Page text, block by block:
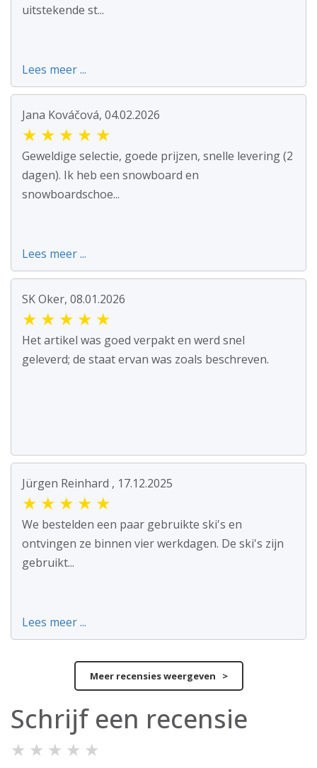
uitstekende st...
Lees meer ...
Jana Kováčová, 04.02.2026
★ ★ ★ ★ ★
Geweldige selectie, goede prijzen, snelle levering (2
dagen). Ik heb een snowboard en
snowboardschoe...
Lees meer ...
SK Oker, 08.01.2026
★ ★ ★ ★ ★
Het artikel was goed verpakt en werd snel
geleverd; de staat ervan was zoals beschreven.
Jürgen Reinhard , 17.12.2025
★ ★ ★ ★ ★
We bestelden een paar gebruikte ski's en
ontvingen ze binnen vier werkdagen. De ski's zijn
gebruikt...
Lees meer ...
Meer recensies weergeven >
Schrijf een recensie
★ ★ ★ ★ ★